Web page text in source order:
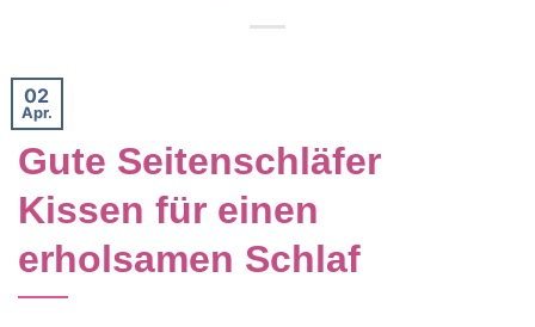
02
Apr.
Gute Seitenschläfer
Kissen für einen
erholsamen Schlaf